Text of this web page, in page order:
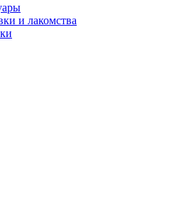
и лакомства